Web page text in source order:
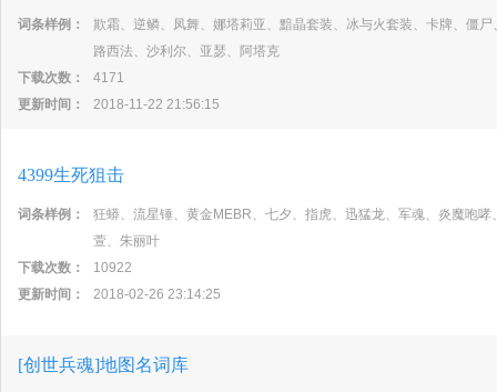
词条样例：
欺霜、逆鳞、凤舞、娜塔莉亚、黯晶套装、冰与火套装、卡牌、僵
路西法、沙利尔、亚瑟、阿塔克
下载次数：
4171
更新时间：
2018-11-22 21:56:15
4399生死狙击
词条样例：
狂蟒、流星锤、黄金MEBR、七夕、指虎、迅猛龙、军魂、炎魔咆
萱、朱丽叶
下载次数：
10922
更新时间：
2018-02-26 23:14:25
[创世兵魂]地图名词库